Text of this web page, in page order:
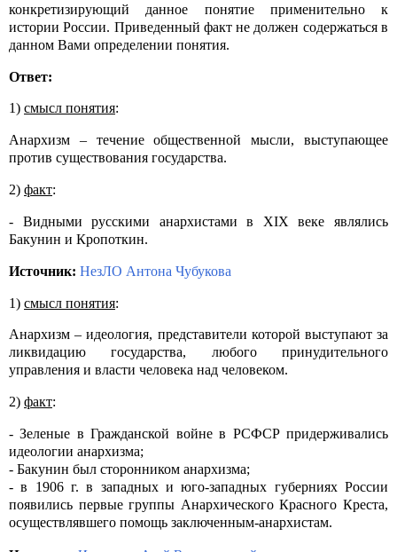
конкретизирующий данное понятие применительно к
истории России. Приведенный факт не должен содержаться в
данном Вами определении понятия.
Ответ:
1) смысл понятия:
Анархизм – течение общественной мысли, выступающее
против существования государства.
2) факт:
- Видными русскими анархистами в XIX веке являлись
Бакунин и Кропоткин.
Источник: НезЛО Антона Чубукова
1) смысл понятия:
Анархизм– идеология, представители которой выступают за
ликвидацию государства, любого принудительного
управления и власти человека над человеком.
2) факт:
- Зеленые в Гражданской войне в РСФСР придерживались
идеологии анархизма;
- Бакунин был сторонником анархизма;
- в 1906 г. в западных и юго-западных губерниях России
появились первые группы Анархического Красного Креста,
осуществлявшего помощь заключенным-анархистам.